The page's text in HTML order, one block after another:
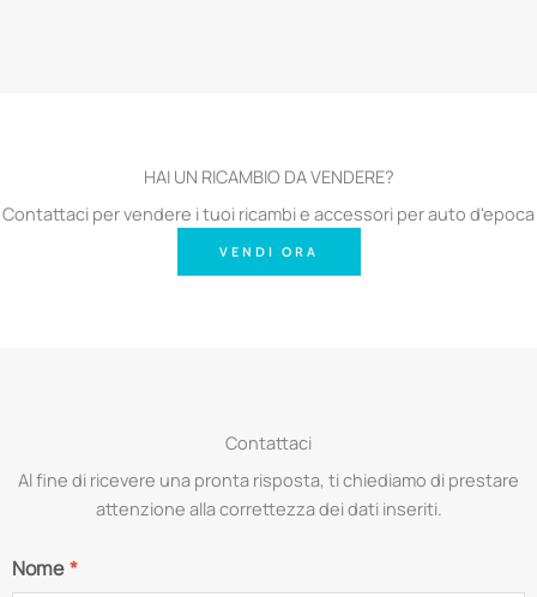
HAI UN RICAMBIO DA VENDERE?
Contattaci per vendere i tuoi ricambi e accessori per auto d'epoca
VENDI ORA
Contattaci
Al fine di ricevere una pronta risposta, ti chiediamo di prestare
attenzione alla correttezza dei dati inseriti.
Nome*